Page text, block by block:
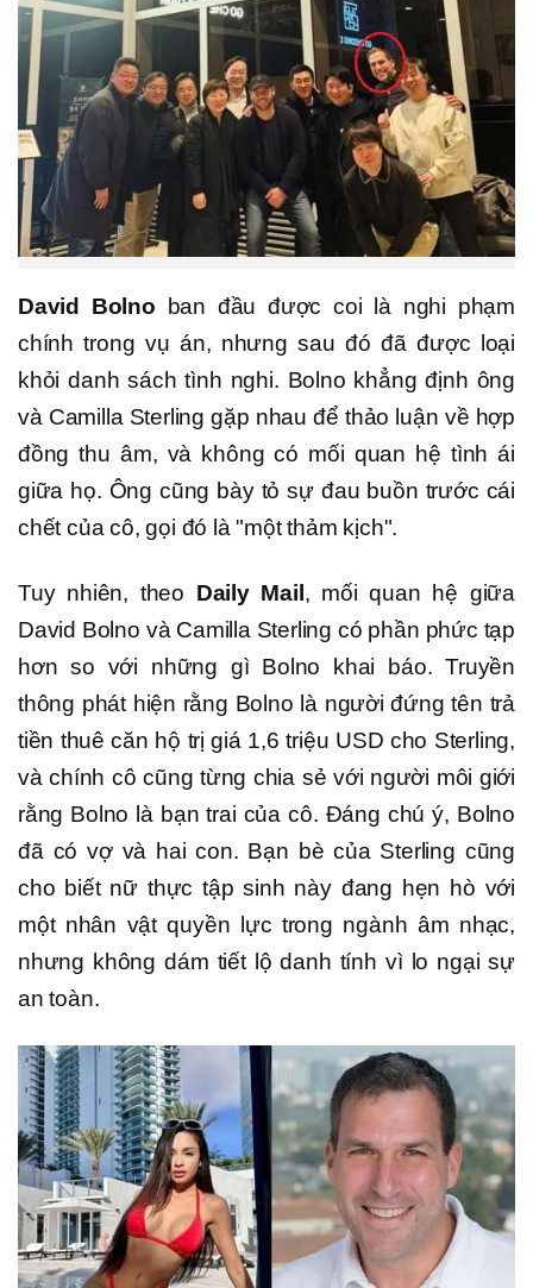
David Bolno ban đầu được coi là nghi phạm
chính trong vụ án, nhưng sau đó đã được loại
khỏi danh sách tình nghi. Bolno khẳng định ông
và Camilla Sterling gặp nhau để thảo luận về hợp
đồng thu âm, và không có mối quan hệ tình ái
giữa họ. Ông cũng bày tỏ sự đau buồn trước cái
chết của cô, gọi đó là "một thảm kịch".
Tuy nhiên, theo Daily Mail , mối quan hệ giữa
David Bolno và Camilla Sterling có phần phức tạp
hơn so với những gì Bolno khai báo. Truyền
thông phát hiện rằng Bolno là người đứng tên trả
tiền thuê căn hộ trị giá 1,6 triệu USD cho Sterling,
và chính cô cũng từng chia sẻ với người môi giới
rằng Bolno là bạn trai của cô. Đáng chú ý, Bolno
đã có vợ và hai con. Bạn bè của Sterling cũng
cho biết nữ thực tập sinh này đang hẹn hò với
một nhân vật quyền lực trong ngành âm nhạc,
nhưng không dám tiết lộ danh tính vì lo ngại sự
an toàn.